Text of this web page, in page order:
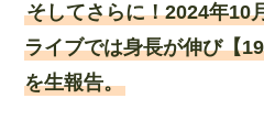
そしてさらに！2024年10
ライブでは身長が伸び【
を生報告。